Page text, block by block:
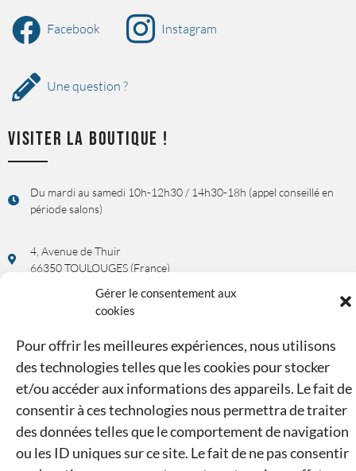
Gérer le consentement aux
cookies
Pour offrir les meilleures expériences, nous utilisons
des technologies telles que les cookies pour stocker
et/ou accéder aux informations des appareils. Le fait de
consentir à ces technologies nous permettra de traiter
des données telles que le comportement de navigation
ou les ID uniques sur ce site. Le fait de ne pas consentir
Facebook Instagram
Une question ?
VISITER LA BOUTIQUE !
Du mardi au samedi 10h-12h30 / 14h30-18h (appel conseillé en
période salons)
4, Avenue de Thuir
66350 TOULOUGES (France)
Rendez-vous possible sur demande !
UNE QUESTION, UN RENSEIGNEMENT ?
04 68 34 43 52 ou 07 44 73 31 68
contact@ducasse-modelisme.com